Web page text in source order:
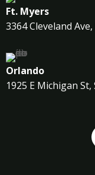
Ft. Myers
3364 Cleveland
Orlando
1925 E Michigan